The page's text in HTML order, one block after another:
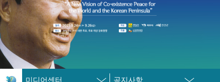
미디어센터 공지사항